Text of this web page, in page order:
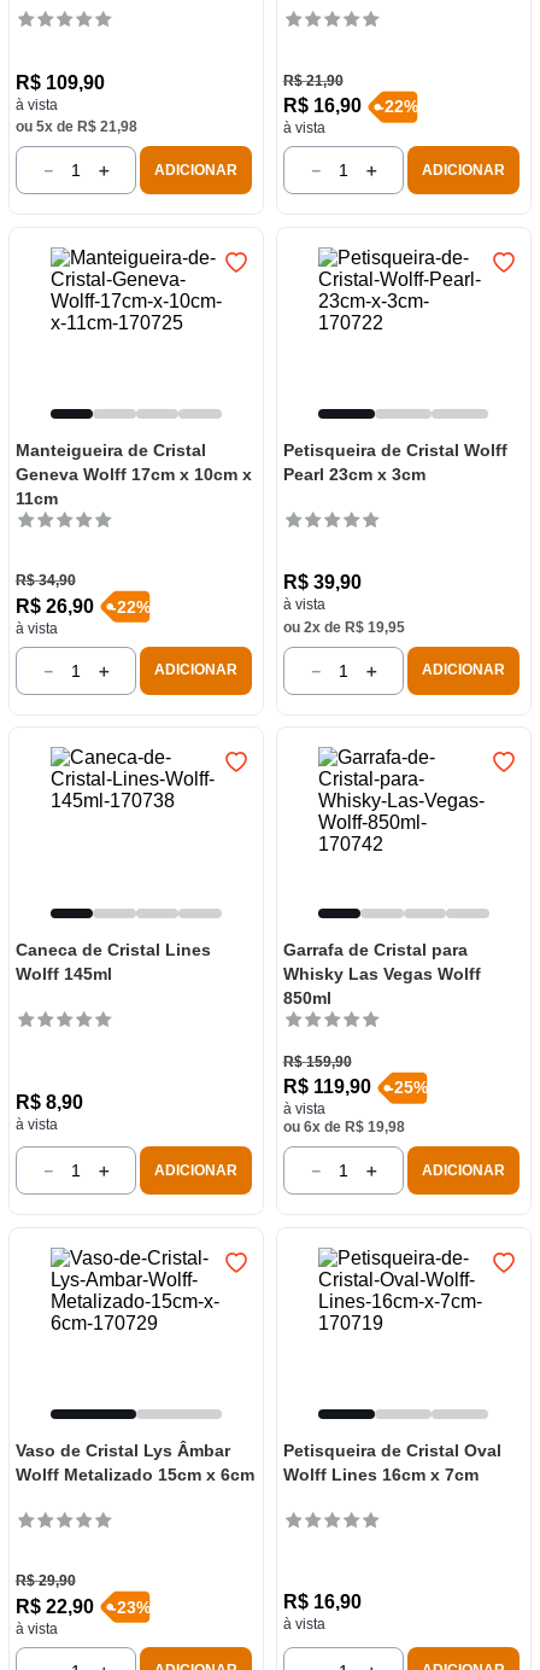
R$ 109,90
à vista
ou 5x de R$ 21,98
＋
－ ADICIONAR
R$ 21,90
R$ 16,90
à vista
-22%
＋
－ ADICIONAR
Manteigueira de Cristal
Geneva Wolff 17cm x 10cm x
11cm
R$ 34,90
R$ 26,90
à vista
-22%
＋
－ ADICIONAR
Petisqueira de Cristal Wolff
Pearl 23cm x 3cm
R$ 39,90
à vista
ou 2x de R$ 19,95
＋
－ ADICIONAR
Caneca de Cristal Lines
Wolff 145ml
R$ 8,90
à vista
＋
－ ADICIONAR
Garrafa de Cristal para
Whisky Las Vegas Wolff
850ml
R$ 159,90
R$ 119,90
à vista
-25%
ou 6x de R$ 19,98
＋
－ ADICIONAR
Vaso de Cristal Lys Âmbar
Wolff Metalizado 15cm x 6cm
R$ 29,90
R$ 22,90
à vista
-23%
Petisqueira de Cristal Oval
Wolff Lines 16cm x 7cm
R$ 16,90
à vista